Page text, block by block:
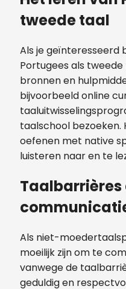
tweede taal
Als je geïnteresseerd
Portugees als
bronnen en
bijvoorbeeld online
taalschool bezoeken.
oefenen met native
luisteren naar en te
Taalbarrières
Als niet-
moeilijk zijn om te
vanwege de
geduldig en